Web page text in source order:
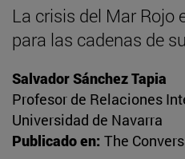
La crisis del Mar Rojo
para las cadenas de
Salvador Sánchez Tapia
Profesor de Relaciones
Universidad de Navarra
Publicado en: The